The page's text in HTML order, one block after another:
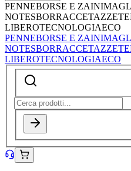
PENNEBORSE E ZAINI
NOTESBORRACCETAZZE
LIBEROTECNOLOGIAECO
PENNEBORSE E ZAINI
NOTESBORRACCETAZZE
LIBEROTECNOLOGIAECO